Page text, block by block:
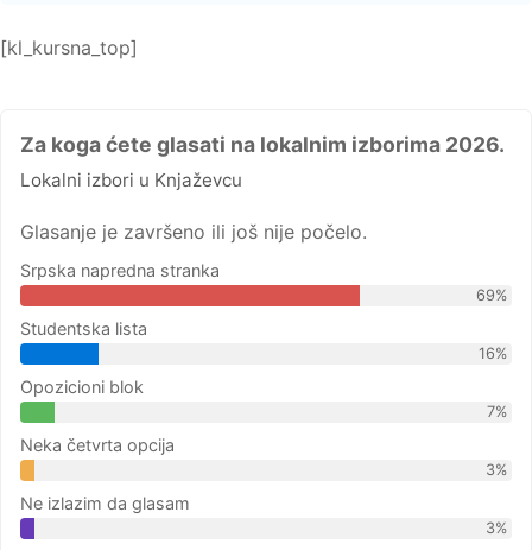
[kl_kursna_top]
Za koga ćete glasati na lokalnim izborima 2026.
Lokalni izbori u Knjaževcu
Glasanje je završeno ili još nije počelo.
Srpska napredna stranka
69%
Studentska lista
16%
Opozicioni blok
7%
Neka četvrta opcija
3%
Ne izlazim da glasam
3%